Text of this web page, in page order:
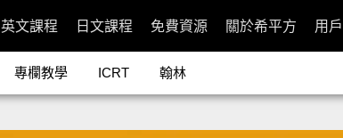
英文課程 日文課程 免費資源 關於希平方 用
專欄教學 ICRT 翰林